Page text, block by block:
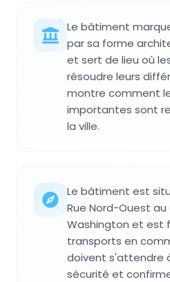
Le bâtiment
par sa forme
et sert de lieu où
résoudre leurs
montre comment
importantes sont
la ville.
Le bâtiment est
Rue Nord-Ouest
Washington et est
transports en
doivent s'attendre
sécurité et